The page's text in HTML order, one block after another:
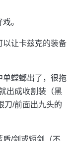
。
以让卡兹克的装备
单螳螂出了，很拖
出成收割装（黑
刀/前面出九头的